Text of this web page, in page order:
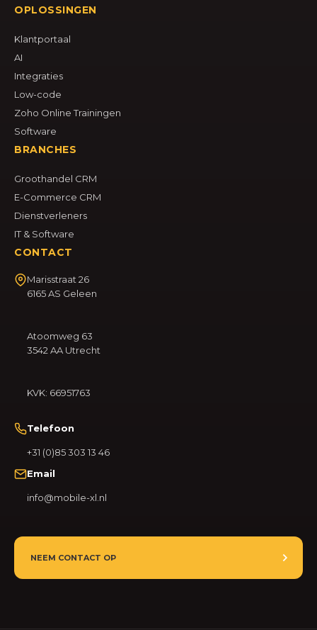
OPLOSSINGEN
Klantportaal
AI
Integraties
Low-code
Zoho Online Trainingen
Software
BRANCHES
Groothandel CRM
E-Commerce CRM
Dienstverleners
IT & Software
CONTACT
Marisstraat 26
6165 AS Geleen
Atoomweg 63
3542 AA Utrecht
KVK: 66951763
Telefoon
+31 (0)85 303 13 46
Email
info@mobile-xl.nl
NEEM CONTACT OP